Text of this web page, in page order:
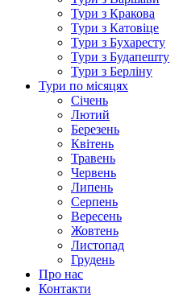
Тури з Кракова
Тури з Катовіце
Тури з Бухаресту
Тури з Будапешту
Тури з Берліну
Тури по місяцях
Січень
Лютий
Березень
Квітень
Травень
Червень
Липень
Серпень
Вересень
Жовтень
Листопад
Грудень
Про нас
Контакти